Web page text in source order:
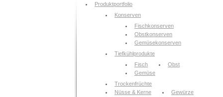
Produktportfolio
Konserven
Fischkonserven
Obstkonserven
Gemüsekonserven
Tiefkühlprodukte
Fisch
Obst
Gemüse
Trockenfrüchte
Nüsse & Kerne
Gewürze